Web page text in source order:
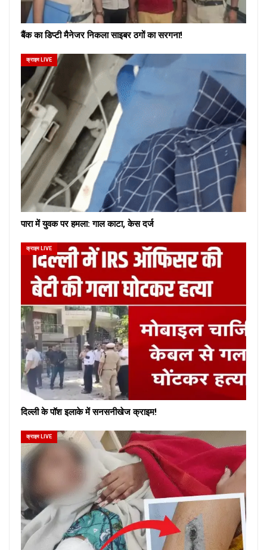
बैंक का डिप्टी मैनेजर निकला साइबर ठगों का सरगना!
क्राइम LIVE
पारा में युवक पर हमला: गाल काटा, केस दर्ज
क्राइम LIVE
दिल्ली के पॉश इलाके में सनसनीखेज क्राइम!
क्राइम LIVE